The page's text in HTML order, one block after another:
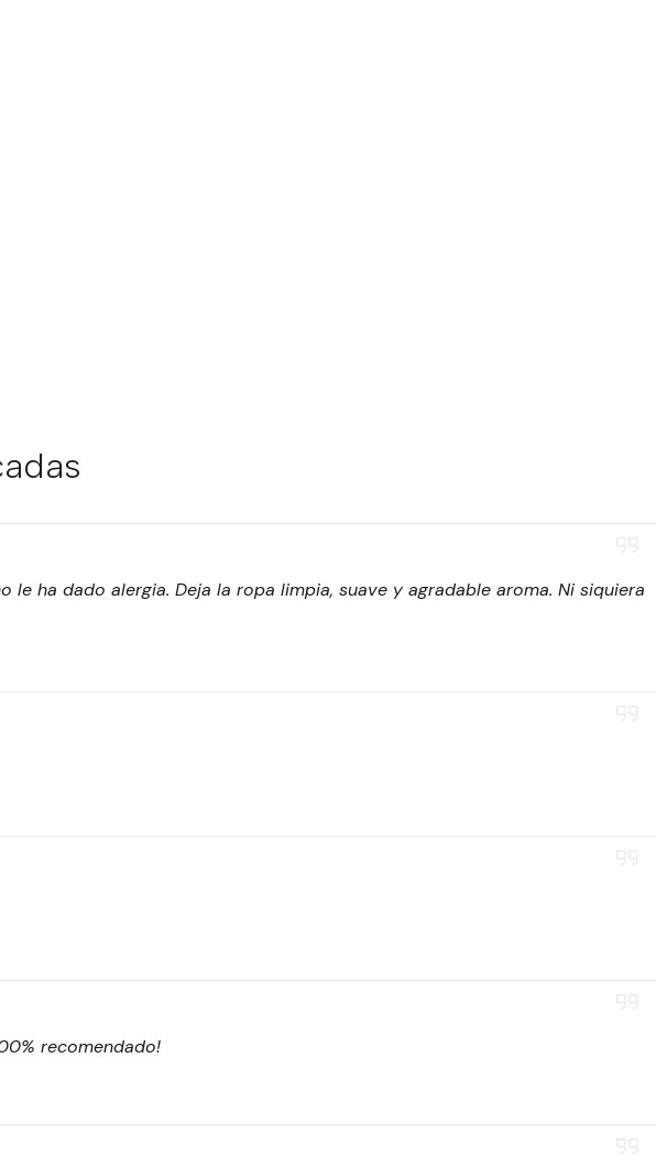
ha dado alergia. Deja la ropa limpia, suave y agradable aroma. Ni siquiera
recomendado!